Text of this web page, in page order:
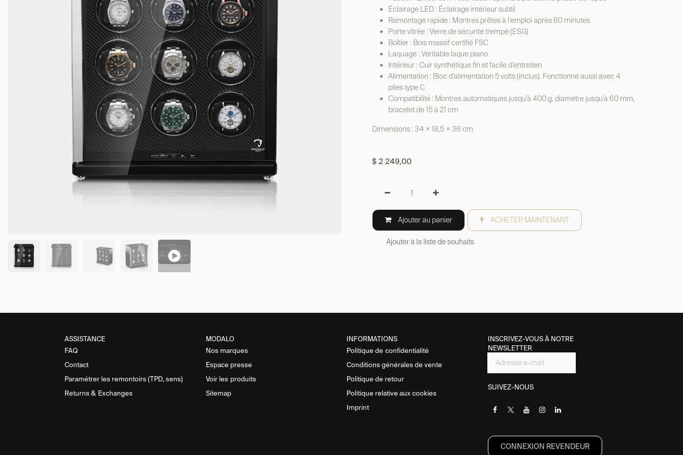
Éclairage LED : Éclairage intérieur subtil
Remontage rapide : Montres prêtes à l’emploi après 60 minutes
Porte vitrée : Verre de sécurité trempé (ESG)
Boîtier : Bois massif certifié FSC
Laquage : Véritable laque piano
Intérieur : Cuir synthétique fin et facile d’entretien
Alimentation : Bloc d’alimentation 5 volts (inclus). Fonctionne aussi avec 4
piles type C
Compatibilité : Montres automatiques jusqu’à 400 g, diamètre jusqu’à 60 mm,
bracelet de 15 à 21 cm
Dimensions : 34 × 18,5 × 36 cm
$ 2 249,00
Ajouter au panier ACHETER MAINTENANT
Ajouter à la liste de souhaits
MODALO
Nos marques
Espace presse
Voir les produits
Sitemap
INSCRIVEZ-VOUS À NOTRE
NEWSLETTER
SUIVEZ-NOUS
ASSISTANCE​
FAQ
Contact
Paramétrer les remontoirs (TPD, sens)
Returns & Exchanges
INFORMATIONS
Politique de confidentialité
Conditions générales de vente
Politique de retour
Politique relative aux cookies
Imprint
CONNEXION REVENDEUR